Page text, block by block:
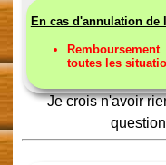
En cas d'annulation de
toutes les
Je crois n'avoir